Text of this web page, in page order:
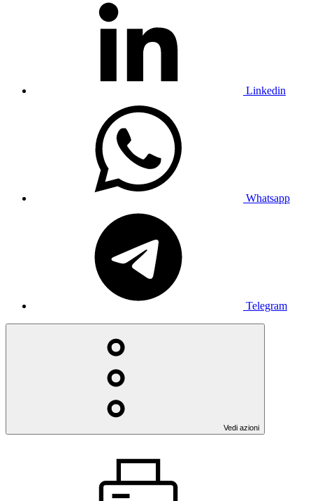
Linkedin
Whatsapp
Telegram
Vedi azioni